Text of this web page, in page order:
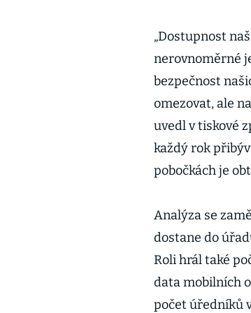
„Dostupnost
nerovnoměrné
bezpečnost
omezovat, ale
uvedl v tiskové
každý rok
pobočkách je
Analýza se
dostane do
Roli hrál také
data mobilních
počet úředníků